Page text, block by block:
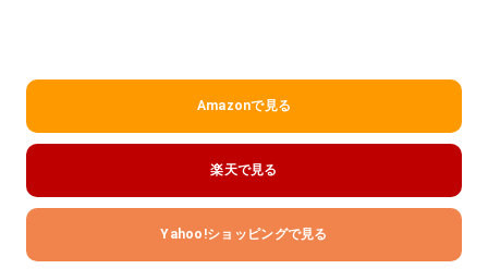
Amazonで見る
楽天で見る
Yahoo!ショッピングで見る